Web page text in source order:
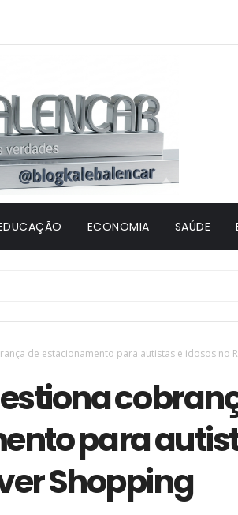
ECONOMIA SAÚDE
de estacionamento para autistas e idosos no
para
Shopping